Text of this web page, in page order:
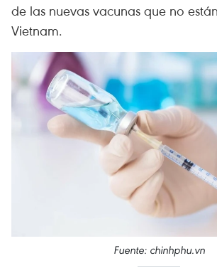
de las nuevas vacunas que no
Vietnam.
Fuente: chinhphu.vn